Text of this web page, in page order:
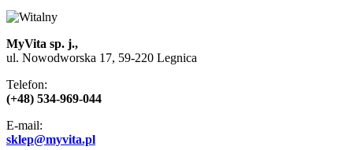
MyVita sp. j.,
ul. Nowodworska 17, 59-220 Legnica
Telefon:
(+48) 534-969-044
E-mail:
sklep@myvita.pl